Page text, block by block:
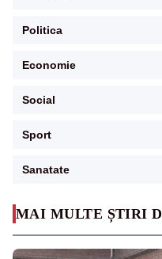
MAI MULTE ȘTIRI
Politica
Economie
Social
Sport
Sanatate